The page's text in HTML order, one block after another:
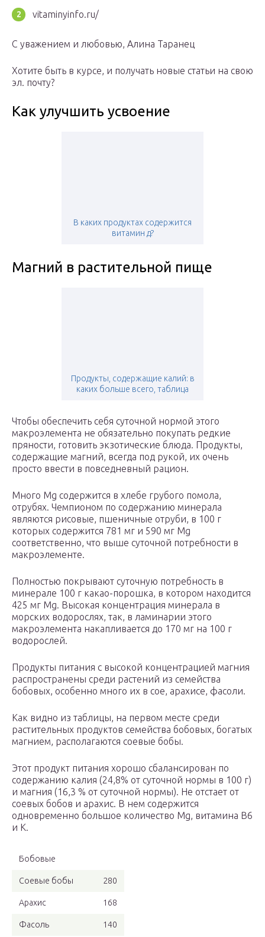
vitaminyinfo.ru/
С уважением и любовью, Алина Таранец
Хотите быть в курсе, и получать новые статьи на свою
эл. почту?
Как улучшить усвоение
В каких продуктах содержится
витамин д?
Магний в растительной пище
Продукты, содержащие калий: в
каких больше всего, таблица
Чтобы обеспечить себя суточной нормой этого
макроэлемента не обязательно покупать редкие
пряности, готовить экзотические блюда. Продукты,
содержащие магний, всегда под рукой, их очень
просто ввести в повседневный рацион.
Много Mg содержится в хлебе грубого помола,
отрубях. Чемпионом по содержанию минерала
являются рисовые, пшеничные отруби, в 100 г
которых содержится 781 мг и 590 мг Mg
соответственно, что выше суточной потребности в
макроэлементе.
Полностью покрывают суточную потребность в
минерале 100 г какао-порошка, в котором находится
425 мг Mg. Высокая концентрация минерала в
морских водорослях, так, в ламинарии этого
макроэлемента накапливается до 170 мг на 100 г
водорослей.
Продукты питания с высокой концентрацией магния
распространены среди растений из семейства
бобовых, особенно много их в сое, арахисе, фасоли.
Как видно из таблицы, на первом месте среди
растительных продуктов семейства бобовых, богатых
магнием, располагаются соевые бобы.
Этот продукт питания хорошо сбалансирован по
содержанию калия (24,8% от суточной нормы в 100 г)
и магния (16,3 % от суточной нормы). Не отстает от
соевых бобов и арахис. В нем содержится
одновременно большое количество Mg, витамина В6
и К.
Бобовые
Соевые бобы 280
Арахис 168
Фасоль 140